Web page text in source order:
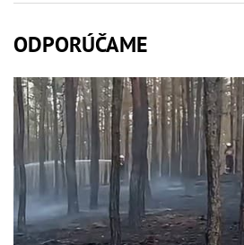
ODPORÚČAME